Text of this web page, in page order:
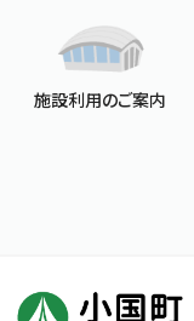
施設利用のご案内